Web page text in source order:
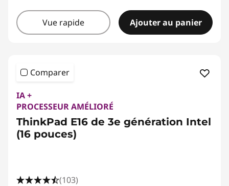
Vue rapide Ajouter au panier
Comparer
IA +
PROCESSEUR AMÉLIORÉ
ThinkPad E16 de 3e génération Intel
(16 pouces)
(103)